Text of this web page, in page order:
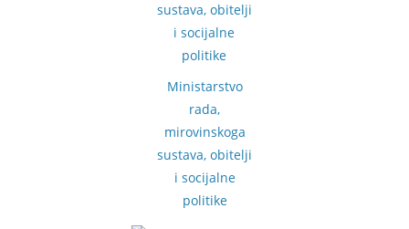
Ministarstvo
rada,
mirovinskoga
sustava, obitelji
i socijalne
politike